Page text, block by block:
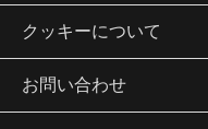
クッキーについて
お問い合わせ